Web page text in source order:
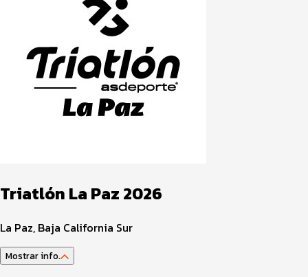
Triatlón La Paz 2026
La Paz, Baja California Sur
Mostrar info.